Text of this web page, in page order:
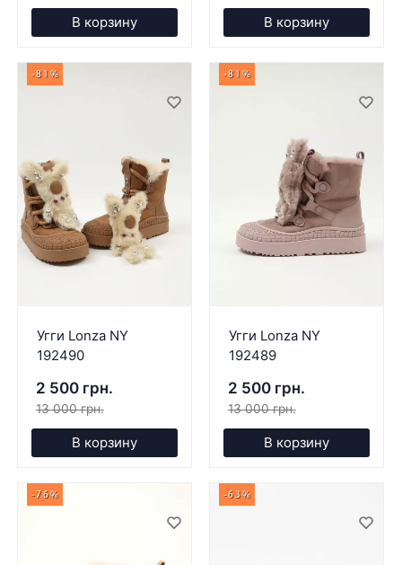
В корзину В корзину
-81%
Угги Lonza NY
192490
2 500 грн.
13 000 грн.
В корзину
-81%
Угги Lonza NY
192489
2 500 грн.
13 000 грн.
В корзину
-76% -63%